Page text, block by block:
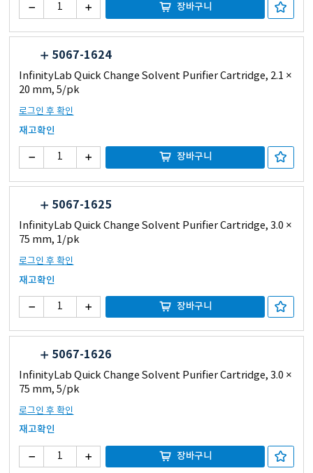
장바구니
5067-1624
InfinityLab Quick Change Solvent Purifier Cartridge, 2.1 ×
20 mm, 5/pk
로그인 후 확인
재고확인
장바구니
5067-1625
InfinityLab Quick Change Solvent Purifier Cartridge, 3.0 ×
75 mm, 1/pk
로그인 후 확인
재고확인
장바구니
5067-1626
InfinityLab Quick Change Solvent Purifier Cartridge, 3.0 ×
75 mm, 5/pk
로그인 후 확인
재고확인
장바구니